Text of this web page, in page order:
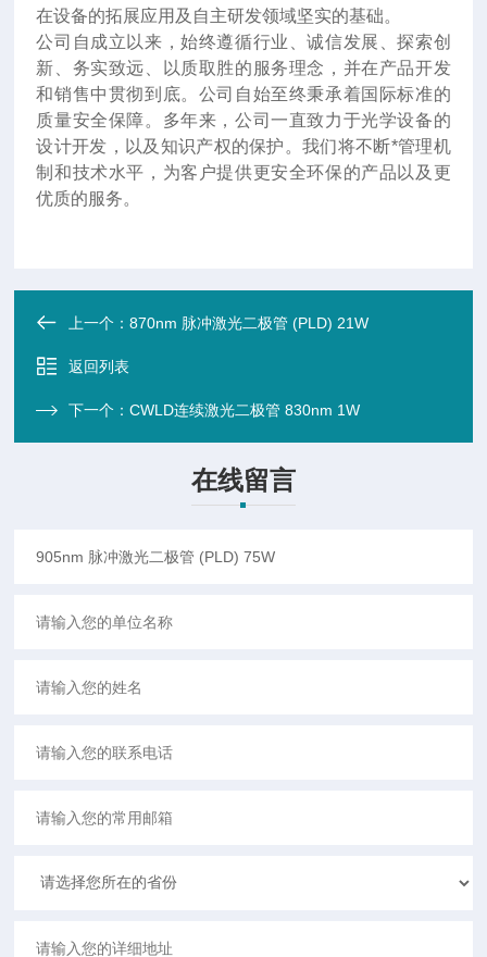
在设备的拓展应用及自主研发领域坚实的基础。
公司自成立以来，始终遵循行业、诚信发展、探索创
新、务实致远、以质取胜的服务理念，并在产品开发
和销售中贯彻到底。公司自始至终秉承着国际标准的
质量安全保障。多年来，公司一直致力于光学设备的
设计开发，以及知识产权的保护。我们将不断*管理机
制和技术水平，为客户提供更安全环保的产品以及更
优质的服务。
上一个：870nm 脉冲激光二极管 (PLD) 21W
返回列表
下一个：CWLD连续激光二极管 830nm 1W
在线留言